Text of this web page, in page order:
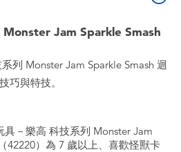
Monster Jam Sparkle Smash
列 Monster Jam Sparkle Smash 迴
巧與特技。
具－樂高 科技系列 Monster Jam
42220）為 7 歲以上、喜歡怪獸卡